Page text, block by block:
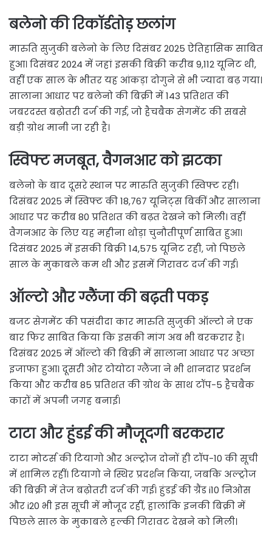
बलेनो की रिकॉर्डतोड़ छलांग
मारुति सुजुकी बलेनो के लिए दिसंबर 2025 ऐतिहासिक साबित
हुआ। दिसंबर 2024 में जहां इसकी बिक्री करीब 9,112 यूनिट थी,
वहीं एक साल के भीतर यह आंकड़ा दोगुने से भी ज्यादा बढ़ गया।
सालाना आधार पर बलेनो की बिक्री में 143 प्रतिशत की
जबरदस्त बढ़ोतरी दर्ज की गई, जो हैचबैक सेगमेंट की सबसे
बड़ी ग्रोथ मानी जा रही है।
स्विफ्ट मजबूत, वैगनआर को झटका
बलेनो के बाद दूसरे स्थान पर मारुति सुजुकी स्विफ्ट रही।
दिसंबर 2025 में स्विफ्ट की 18,767 यूनिट्स बिकीं और सालाना
आधार पर करीब 80 प्रतिशत की बढ़त देखने को मिली। वहीं
वैगनआर के लिए यह महीना थोड़ा चुनौतीपूर्ण साबित हुआ।
दिसंबर 2025 में इसकी बिक्री 14,575 यूनिट रही, जो पिछले
साल के मुकाबले कम थी और इसमें गिरावट दर्ज की गई।
ऑल्टो और ग्लैंजा की बढ़ती पकड़
बजट सेगमेंट की पसंदीदा कार मारुति सुजुकी ऑल्टो ने एक
बार फिर साबित किया कि इसकी मांग अब भी बरकरार है।
दिसंबर 2025 में ऑल्टो की बिक्री में सालाना आधार पर अच्छा
इजाफा हुआ। दूसरी ओर टोयोटा ग्लैंजा ने भी शानदार प्रदर्शन
किया और करीब 85 प्रतिशत की ग्रोथ के साथ टॉप-5 हैचबैक
कारों में अपनी जगह बनाई।
टाटा और हुंडई की मौजूदगी बरकरार
टाटा मोटर्स की टियागो और अल्ट्रोज दोनों ही टॉप-10 की सूची
में शामिल रहीं। टियागो ने स्थिर प्रदर्शन किया, जबकि अल्ट्रोज
की बिक्री में तेज बढ़ोतरी दर्ज की गई। हुंडई की ग्रैंड i10 निओस
और i20 भी इस सूची में मौजूद रहीं, हालांकि इनकी बिक्री में
पिछले साल के मुकाबले हल्की गिरावट देखने को मिली।